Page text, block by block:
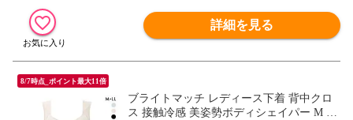
詳細を見る
8/7時点_ポイント最大11倍
ブライトマッチ レディース下着 背中クロ
ス 接触冷感 美姿勢ボディシェイパー M L